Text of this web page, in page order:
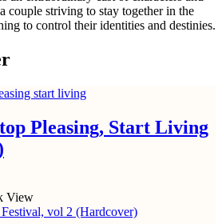
couple striving to stay together in the
to control their identities and destinies.
Pleasing, Start Living
View